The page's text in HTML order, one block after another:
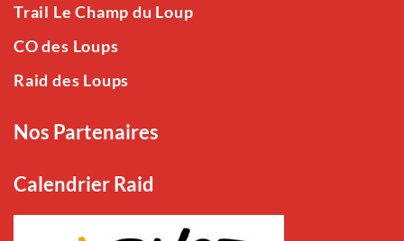
Trail Le Champ du Loup
CO des Loups
Raid des Loups
Nos Partenaires
Calendrier Raid